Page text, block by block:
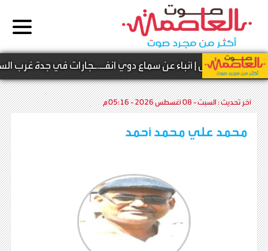
- عاجل | أنباء عن سماع دوي انفـ.ـجارات في جدة غرب
آخر تحديث :السبت - 08 أغسطس 2026 - 05:16 م
محمد علي محمد أحمد